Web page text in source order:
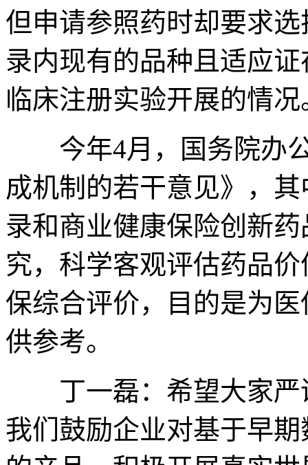
但申请参照药时却要求
录内现有的品种且适应
临床注册实验开展的情况
今年4月，国务院办公
成机制的若干意见》，
录和商业健康保险创新
究，科学客观评估药品
保综合评价，目的是为
供参考。
丁一磊：希望大家严
我们鼓励企业对基于早